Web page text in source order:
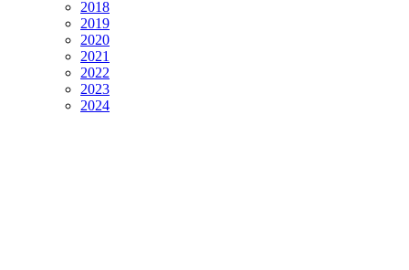
2018
2019
2020
2021
2022
2023
2024